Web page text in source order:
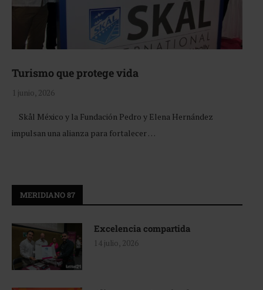
Turismo que protege vida
1 junio, 2026
Skål México y la Fundación Pedro y Elena Hernández
impulsan una alianza para fortalecer …
MERIDIANO 87
Excelencia compartida
14 julio, 2026